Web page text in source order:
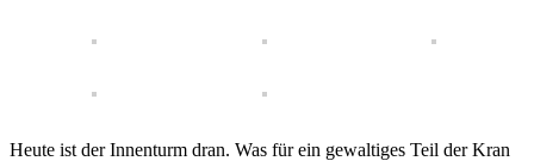
Heute ist der Innenturm dran. Was für ein gewaltiges Teil der Kran